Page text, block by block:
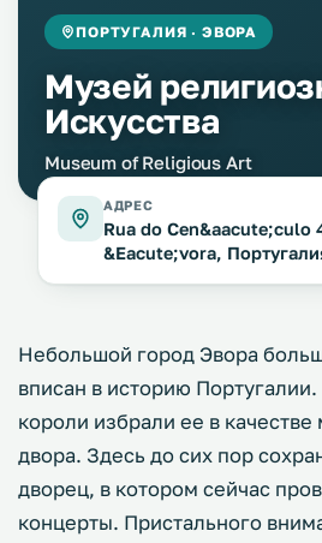
ПОРТУГАЛИЯ · ЭВОРА
Музей
Искусства
Museum of Religious Art
АДРЕС
Rua do Cen&aacute;culo
&Eacute;vora,
Небольшой город Эвора
вписан в историю Португалии.
короли избрали ее в
двора. Здесь до сих пор
дворец, в котором сейчас
концерты. Пристального